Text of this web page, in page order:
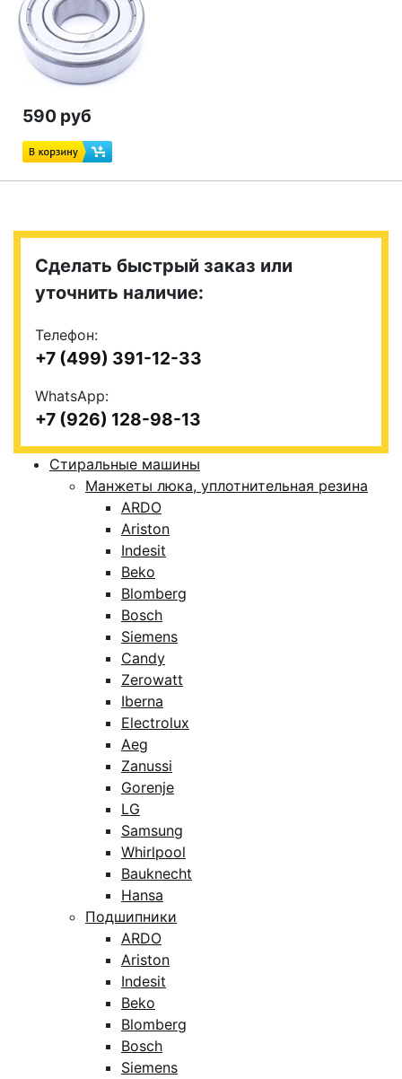
590 руб
Сделать быстрый заказ или
уточнить наличие:
Телефон:
+7 (499) 391-12-33
WhatsApp:
+7 (926) 128-98-13
Стиральные машины
Манжеты люка, уплотнительная резина
ARDO
Ariston
Indesit
Beko
Blomberg
Bosch
Siemens
Candy
Zerowatt
Iberna
Electrolux
Aeg
Zanussi
Gorenje
LG
Samsung
Whirlpool
Bauknecht
Hansa
Подшипники
ARDO
Ariston
Indesit
Beko
Blomberg
Bosch
Siemens